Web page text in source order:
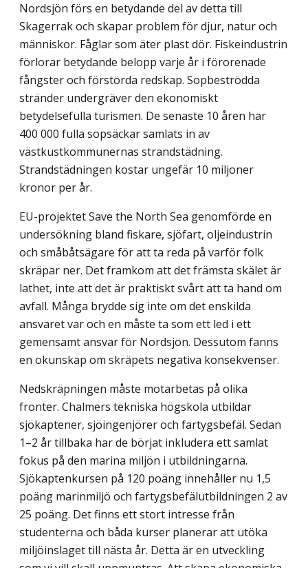
Nordsjön förs en betydande del av detta till
Skagerrak och skapar problem för djur, natur och
människor. Fåglar som äter plast dör. Fiskeindustrin
förlorar betydande belopp varje år i förorenade
fångster och förstörda redskap. Sopbeströdda
stränder undergräver den ekonomiskt
betydelsefulla turismen. De senaste 10 åren har
400 000 fulla sopsäckar samlats in av
västkustkommunernas strandstädning.
Strandstädningen kostar ungefär 10 miljoner
kronor per år.
EU-projektet Save the North Sea genomförde en
undersökning bland fiskare, sjöfart, oljeindustrin
och småbåtsägare för att ta reda på varför folk
skräpar ner. Det framkom att det främsta skälet är
lathet, inte att det är praktiskt svårt att ta hand om
avfall. Många brydde sig inte om det enskilda
ansvaret var och en måste ta som ett led i ett
gemensamt ansvar för Nordsjön. Dessutom fanns
en okunskap om skräpets negativa konsekvenser.
Nedskräpningen måste motarbetas på olika
fronter. Chalmers tekniska högskola utbildar
sjökaptener, sjöingenjörer och fartygsbefäl. Sedan
1–2 år tillbaka har de börjat inkludera ett samlat
fokus på den marina miljön i utbildningarna.
Sjökaptenkursen på 120 poäng innehåller nu 1,5
poäng marinmiljö och fartygsbefälutbildningen 2 av
25 poäng. Det finns ett stort intresse från
studenterna och båda kurser planerar att utöka
miljöinslaget till nästa år. Detta är en utveckling